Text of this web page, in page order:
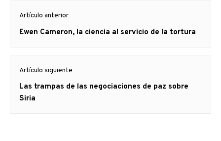
de
entradas
Artículo anterior
Artículo
Ewen Cameron, la ciencia al servicio de la tortura
Artículo siguiente
Artículo
siguiente:
Las trampas de las negociaciones de paz sobre
Siria